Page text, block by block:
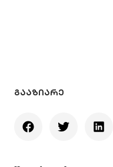
ᲒᲐᲐᲖᲘᲐᲠᲔ